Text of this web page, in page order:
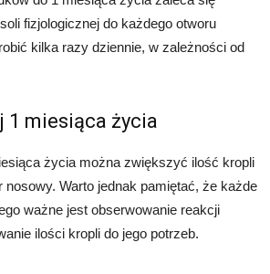
fizjologicznej do każdego otworu
kilka razy dziennie, w zależności od
1 miesiąca życia
życia można zwiększyć ilość kropli
nosowy. Warto jednak pamiętać, że każde
ważne jest obserwowanie reakcji
ilości kropli do jego potrzeb.